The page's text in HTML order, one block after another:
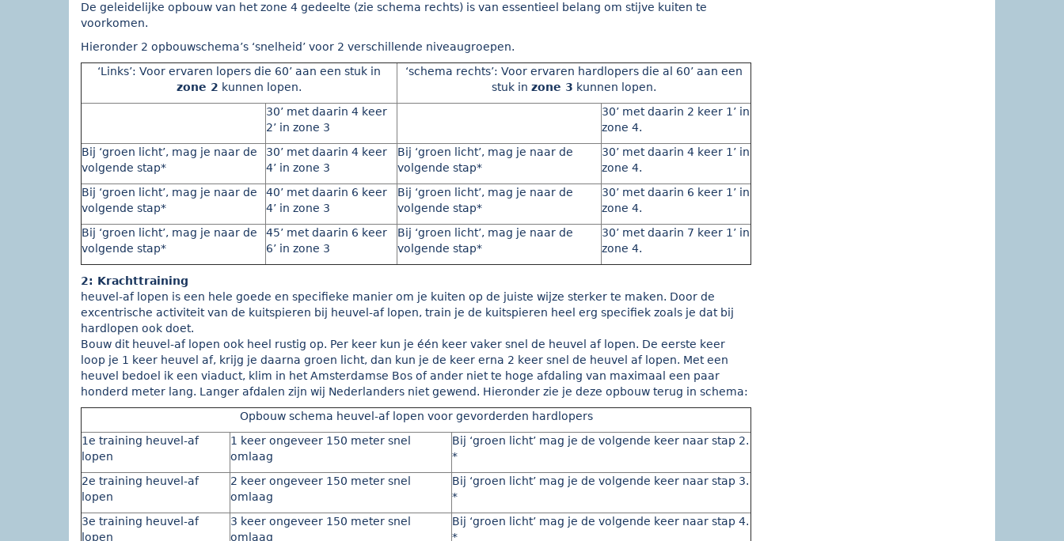
De geleidelijke opbouw van het zone 4 gedeelte (zie schema rechts) is van essentieel belang om stijve kuiten te
voorkomen.
Hieronder 2 opbouwschema’s ‘snelheid’ voor 2 verschillende niveaugroepen.
‘Links’: Voor ervaren lopers die 60’ aan een stuk in
zone 2 kunnen lopen.
‘schema rechts’: Voor ervaren hardlopers die al 60’ aan een
stuk in zone 3 kunnen lopen.
30’ met daarin 4 keer
2’ in zone 3
30’ met daarin 2 keer 1’ in
zone 4.
Bij ‘groen licht’, mag je naar de
volgende stap*
30’ met daarin 4 keer
4’ in zone 3
Bij ‘groen licht’, mag je naar de
volgende stap*
30’ met daarin 4 keer 1’ in
zone 4.
Bij ‘groen licht’, mag je naar de
volgende stap*
40’ met daarin 6 keer
4’ in zone 3
Bij ‘groen licht’, mag je naar de
volgende stap*
30’ met daarin 6 keer 1’ in
zone 4.
Bij ‘groen licht’, mag je naar de
volgende stap*
45’ met daarin 6 keer
6’ in zone 3
Bij ‘groen licht’, mag je naar de
volgende stap*
30’ met daarin 7 keer 1’ in
zone 4.
2: Krachttraining
heuvel-af lopen is een hele goede en specifieke manier om je kuiten op de juiste wijze sterker te maken. Door de
excentrische activiteit van de kuitspieren bij heuvel-af lopen, train je de kuitspieren heel erg specifiek zoals je dat bij
hardlopen ook doet.
Bouw dit heuvel-af lopen ook heel rustig op. Per keer kun je één keer vaker snel de heuvel af lopen. De eerste keer
loop je 1 keer heuvel af, krijg je daarna groen licht, dan kun je de keer erna 2 keer snel de heuvel af lopen. Met een
heuvel bedoel ik een viaduct, klim in het Amsterdamse Bos of ander niet te hoge afdaling van maximaal een paar
honderd meter lang. Langer afdalen zijn wij Nederlanders niet gewend. Hieronder zie je deze opbouw terug in schema:
Opbouw schema heuvel-af lopen voor gevorderden hardlopers
1e training heuvel-af
lopen
1 keer ongeveer 150 meter snel
omlaag
Bij ‘groen licht’ mag je de volgende keer naar stap 2.
*
2e training heuvel-af
lopen
2 keer ongeveer 150 meter snel
omlaag
Bij ‘groen licht’ mag je de volgende keer naar stap 3.
*
3e training heuvel-af
lopen
3 keer ongeveer 150 meter snel
omlaag
Bij ‘groen licht’ mag je de volgende keer naar stap 4.
*